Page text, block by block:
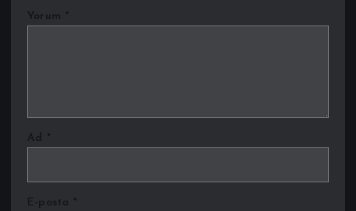
Yorum *
Ad *
E-posta *